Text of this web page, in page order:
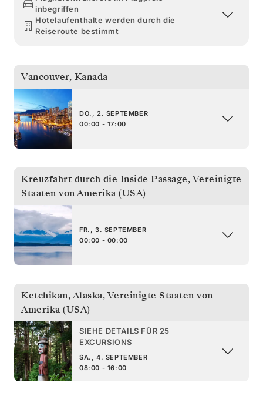
inbegriffen
Hotelaufenthalte werden durch die
Reiseroute bestimmt
Vancouver, Kanada
DO., 2. SEPTEMBER
00:00 - 17:00
Kreuzfahrt durch die Inside Passage,Vereinigte
Staaten von Amerika (USA)
FR., 3. SEPTEMBER
00:00 - 00:00
Ketchikan, Alaska,Vereinigte Staaten von
Amerika (USA)
SIEHE DETAILS FÜR 25
EXCURSIONS
SA., 4. SEPTEMBER
08:00 - 16:00